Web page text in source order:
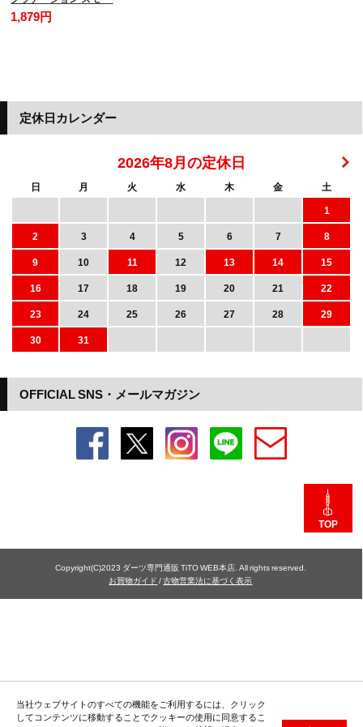
1,879円
当社ウェブサイトのすべての機能をご利用するには、クリック
してコンテンツに移動することでクッキーの使用に同意するこ
OFFICIAL SNS・メールマガジン
定休日カレンダー
2026年8月の定休日
日 月 火 水 木 金
土
1
2
3 4 5 6 7
8
9
10 11 12 13 14
15
16
17 18 19 20 21
22
23
24 25 26 27 28
29
30
31
TOP
Copyright(C)2023 ダーツ専門通販 TiTO WEB本店. All rights reserved.
お買物ガイド /古物営業法に基づく表示